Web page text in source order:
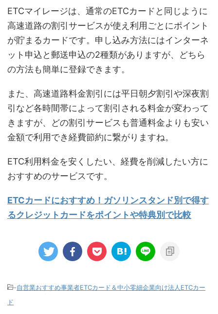
ETCマイレージは、通常のETCカードと同じように
高速道路の割引サービスが使え利用ごとにポイント
が貯まるカードです。申し込み方法にはインターネ
ット申込と郵送申込の2種類がありますが、どちら
の方法も簡単に登録できます。
また、高速道路料金割引には平日朝夕割引や深夜割
引など各時間帯によって割引される料金が変わって
きますが、どの割引サービスも普通料金よりも安い
金額で利用でき経費節約に繋がりますね。
ETC利用料金を安くしたい、経費を削減したい方に
おすすめのサービスです。
ETCカードにおすすめ！ガソリンスタンド別で得す
るクレジットカードをポイントや特典別で比較
-自営業おすすめ事業者ETCカード＆中小零細企業向け法人ETCカー
ド